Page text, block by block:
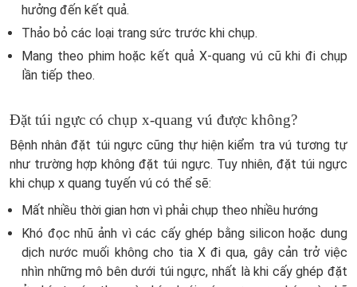
hưởng đến kết quả.
Thảo bỏ các loại trang sức trước khi chụp.
Mang theo phim hoặc kết quả X-quang vú cũ khi đi chụp
lần tiếp theo.
Đặt túi ngực có chụp x-quang vú được không?
Bệnh nhân đặt túi ngực cũng thự hiện kiểm tra vú tương tự
như trường hợp không đặt túi ngực. Tuy nhiên, đặt túi ngực
khi chụp x quang tuyến vú có thể sẽ:
Mất nhiều thời gian hơn vì phải chụp theo nhiều hướng
Khó đọc nhũ ảnh vì các cấy ghép bằng silicon hoặc dung
dịch nước muối không cho tia X đi qua, gây cản trở việc
nhìn những mô bên dưới túi ngực, nhất là khi cấy ghép đặt